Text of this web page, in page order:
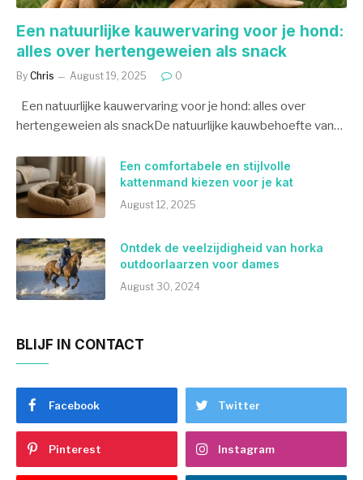
Een natuurlijke kauwervaring voor je hond:
alles over hertengeweien als snack
By Chris August 19, 2025 0
Een natuurlijke kauwervaring voor je hond: alles over
hertengeweien als snackDe natuurlijke kauwbehoefte van…
Een comfortabele en stijlvolle
kattenmand kiezen voor je kat
August 12, 2025
Ontdek de veelzijdigheid van horka
outdoorlaarzen voor dames
August 30, 2024
BLIJF IN CONTACT
Facebook Twitter
Pinterest Instagram